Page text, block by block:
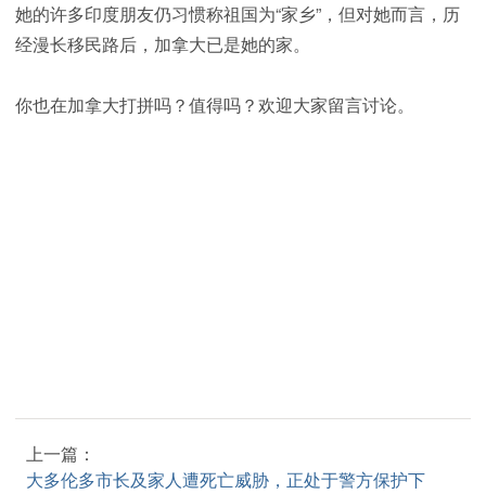
她的许多印度朋友仍习惯称祖国为“家乡”，但对她而言，历
经漫长移民路后，加拿大已是她的家。
你也在加拿大打拼吗？值得吗？欢迎大家留言讨论。
上一篇：
大多伦多市长及家人遭死亡威胁，正处于警方保护下